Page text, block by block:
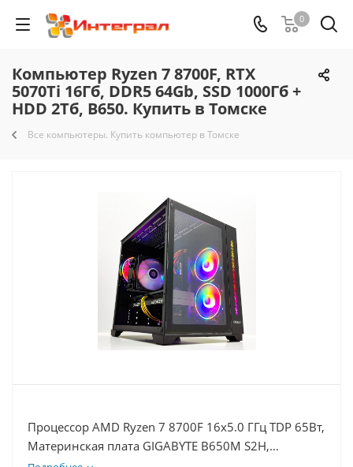
0
Компьютер Ryzen 7 8700F, RTX
5070Ti 16Гб, DDR5 64Gb, SSD 1000Гб +
HDD 2Тб, B650. Купить в Томске
Все компьютеры. Купить компьютер в Томске
Процессор AMD Ryzen 7 8700F 16x5.0 ГГц TDP 65Вт,
Материнская плата GIGABYTE B650M S2H,